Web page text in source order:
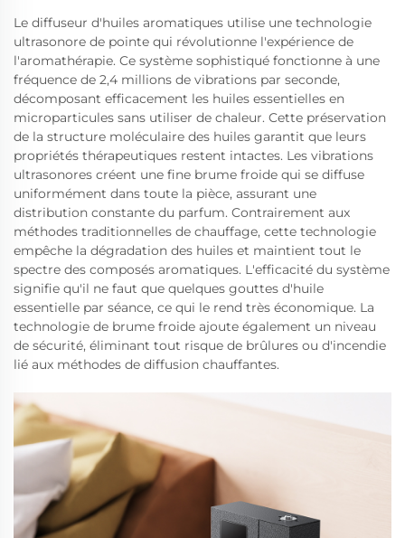
Le diffuseur d'huiles aromatiques utilise une technologie
ultrasonore de pointe qui révolutionne l'expérience de
l'aromathérapie. Ce système sophistiqué fonctionne à une
fréquence de 2,4 millions de vibrations par seconde,
décomposant efficacement les huiles essentielles en
microparticules sans utiliser de chaleur. Cette préservation
de la structure moléculaire des huiles garantit que leurs
propriétés thérapeutiques restent intactes. Les vibrations
ultrasonores créent une fine brume froide qui se diffuse
uniformément dans toute la pièce, assurant une
distribution constante du parfum. Contrairement aux
méthodes traditionnelles de chauffage, cette technologie
empêche la dégradation des huiles et maintient tout le
spectre des composés aromatiques. L'efficacité du système
signifie qu'il ne faut que quelques gouttes d'huile
essentielle par séance, ce qui le rend très économique. La
technologie de brume froide ajoute également un niveau
de sécurité, éliminant tout risque de brûlures ou d'incendie
lié aux méthodes de diffusion chauffantes.